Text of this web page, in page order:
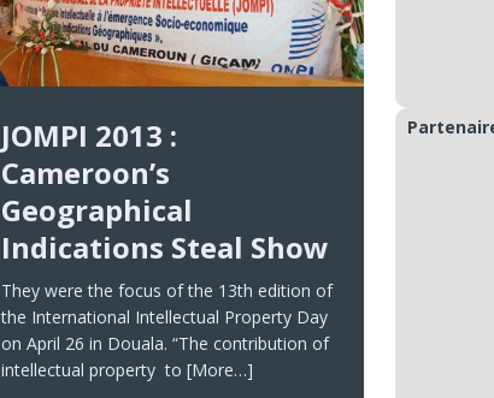
JOMPI 2013 :
Cameroon’s
Geographical
Indications Steal Show
They were the focus of the 13th edition of
the International Intellectual Property Day
on April 26 in Douala. “The contribution of
intellectual property to [More…]